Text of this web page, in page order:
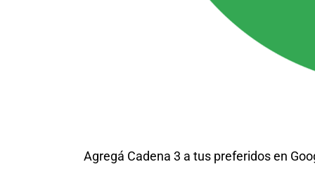
Agregá Cadena 3 a tus preferidos en